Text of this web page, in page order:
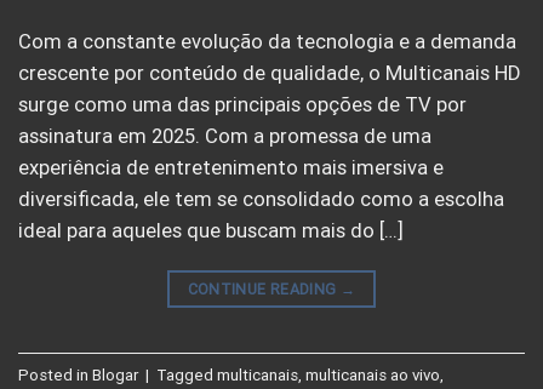
Com a constante evolução da tecnologia e a demanda
crescente por conteúdo de qualidade, o Multicanais HD
surge como uma das principais opções de TV por
assinatura em 2025. Com a promessa de uma
experiência de entretenimento mais imersiva e
diversificada, ele tem se consolidado como a escolha
ideal para aqueles que buscam mais do […]
CONTINUE READING →
Posted in Blogar | Tagged multicanais multicanais ao vivo